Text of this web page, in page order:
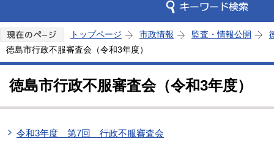
トップページ 市政情報 監査・情報公開
徳島市行政不服審査会（令和3年度）
徳島市行政不服審査会（令和3年度）
令和3年度 第7回 行政不服審査会